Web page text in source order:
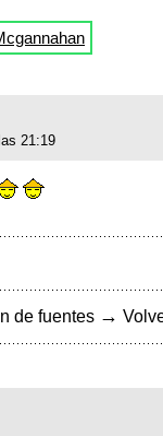
21:19
de fuentes →